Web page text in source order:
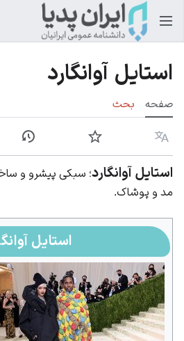
استایل آوانگارد
صفحه بحث
زبان پیگیری
استایل آوانگارد؛ سبکی پیشرو و
مد و پوشاک.
استایل